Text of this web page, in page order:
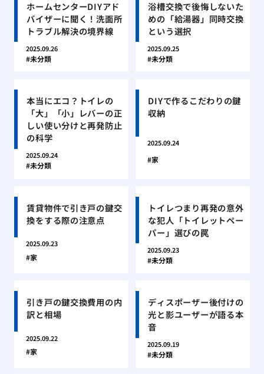
ホームセンターDIYアド
バイザーに聞く！洗面所
トラブル解決の境界線
2025.09.26
未分類
浴槽交換で後悔しないた
めの「給湯器」同時交換
という選択
2025.09.25
未分類
本当にエコ？トイレの
「大」「小」レバーの正
しい使い分けと再発防止
の科学
2025.09.24
未分類
DIYで作るこだわりの鍵
収納
2025.09.24
家
賃貸物件で引き戸の鍵交
換をする際の注意点
2025.09.23
家
トイレつまり再発の意外
な犯人「トイレットペー
パー」選びの罠
2025.09.23
未分類
引き戸の鍵交換費用の内
訳と相場
2025.09.22
家
ディスポーザー後付けの
光と影ユーザーが語る本
音
2025.09.19
未分類